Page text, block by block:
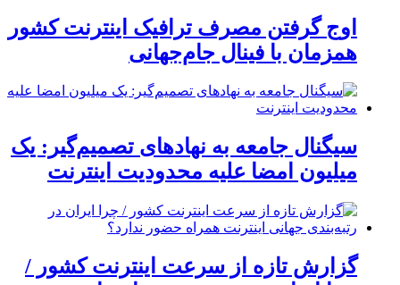
اوج گرفتن مصرف ترافیک اینترنت کشور
همزمان با فینال جام‌جهانی
سیگنال جامعه به نهادهای تصمیم‌گیر: یک
میلیون امضا علیه محدودیت اینترنت
گزارش تازه از سرعت اینترنت کشور /